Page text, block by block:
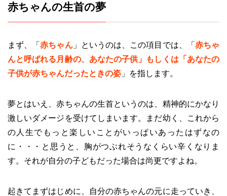
赤ちゃんの生首の夢
まず、「赤ちゃん」というのは、この項目では、「 赤ちゃ
んと呼ばれる月齢の、あなたの子供」もしくは「あなたの
子供が赤ちゃんだったときの姿 」を指します。
夢とはいえ、赤ちゃんの生首というのは、精神的にかなり
激しいダメージを受けてしまいます。まだ幼く、これから
の人生でもっと楽しいことがいっぱいあったはずなの
に・・・と思うと、胸がつぶれそうなくらい辛くなりま
す。それが自分の子どもだった場合は尚更ですよね。
起きてまずはじめに、自分の赤ちゃんの元に走っていき、